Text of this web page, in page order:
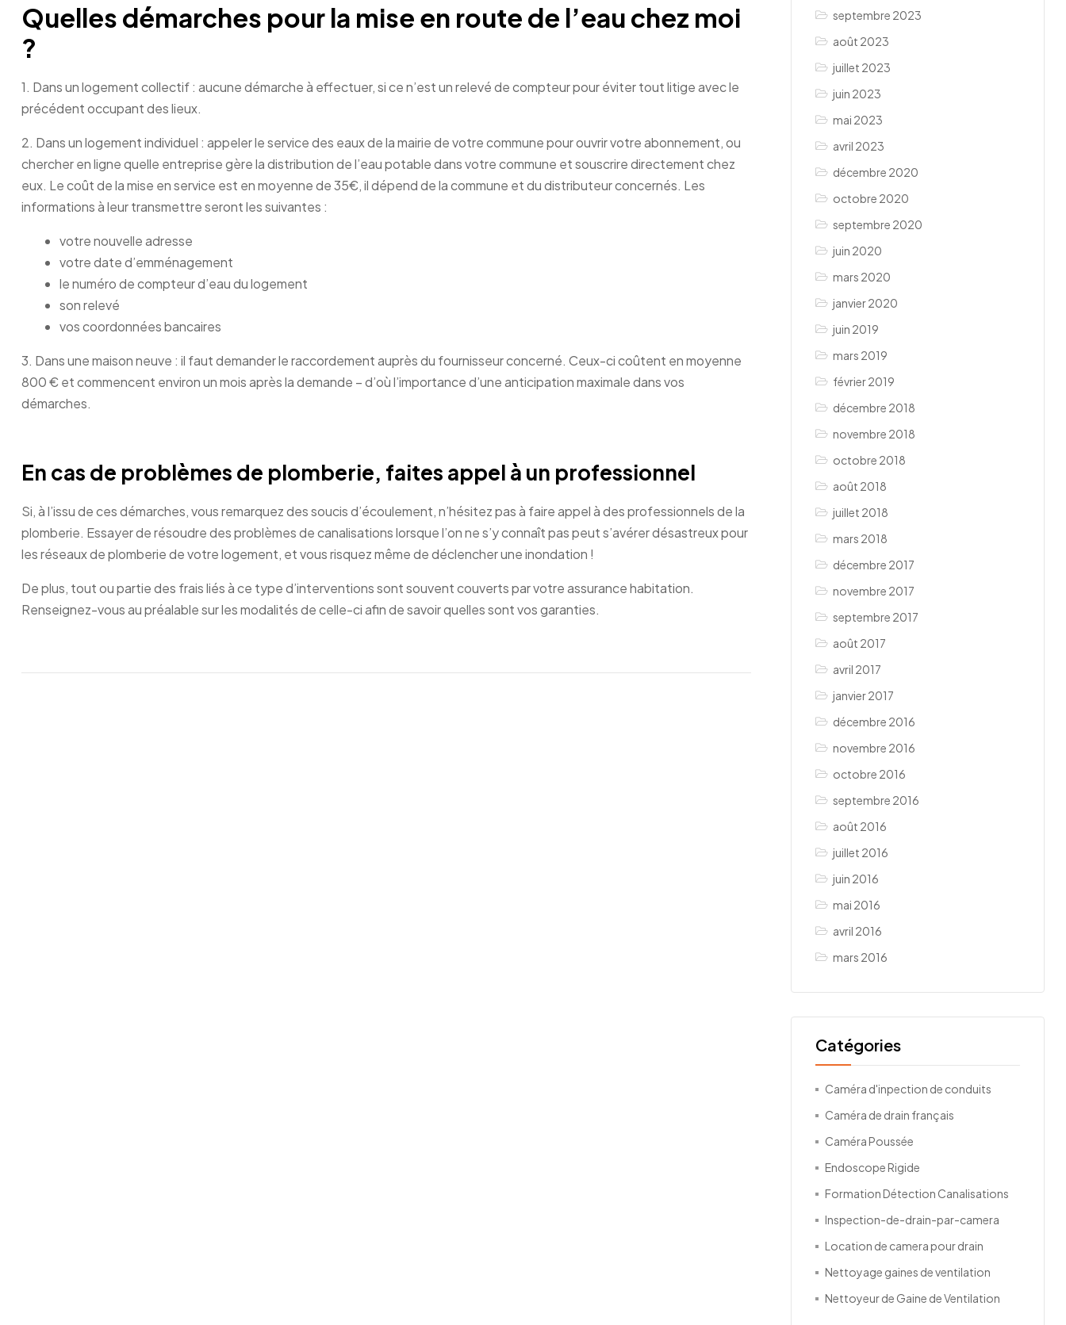
Quelles démarches pour la mise en route de l’eau chez moi
?
1. Dans un logement collectif : aucune démarche à effectuer, si ce n’est un relevé de compteur pour éviter tout litige avec le
précédent occupant des lieux.
2. Dans un logement individuel : appeler le service des eaux de la mairie de votre commune pour ouvrir votre abonnement, ou
chercher en ligne quelle entreprise gère la distribution de l’eau potable dans votre commune et souscrire directement chez
eux. Le coût de la mise en service est en moyenne de 35€, il dépend de la commune et du distributeur concernés. Les
informations à leur transmettre seront les suivantes :
votre nouvelle adresse
votre date d’emménagement
le numéro de compteur d’eau du logement
son relevé
vos coordonnées bancaires
3. Dans une maison neuve : il faut demander le raccordement auprès du fournisseur concerné. Ceux-ci coûtent en moyenne
800 € et commencent environ un mois après la demande – d’où l’importance d’une anticipation maximale dans vos
démarches.
En cas de problèmes de plomberie, faites appel à un professionnel
Si, à l’issu de ces démarches, vous remarquez des soucis d’écoulement, n’hésitez pas à faire appel à des professionnels de la
plomberie. Essayer de résoudre des problèmes de canalisations lorsque l’on ne s’y connaît pas peut s’avérer désastreux pour
les réseaux de plomberie de votre logement, et vous risquez même de déclencher une inondation !
De plus, tout ou partie des frais liés à ce type d’interventions sont souvent couverts par votre assurance habitation.
Renseignez-vous au préalable sur les modalités de celle-ci afin de savoir quelles sont vos garanties.
septembre 2023
août 2023
juillet 2023
juin 2023
mai 2023
avril 2023
décembre 2020
octobre 2020
septembre 2020
juin 2020
mars 2020
janvier 2020
juin 2019
mars 2019
février 2019
décembre 2018
novembre 2018
octobre 2018
août 2018
juillet 2018
mars 2018
décembre 2017
novembre 2017
septembre 2017
août 2017
avril 2017
janvier 2017
décembre 2016
novembre 2016
octobre 2016
septembre 2016
août 2016
juillet 2016
juin 2016
mai 2016
avril 2016
mars 2016
Catégories
Caméra d'inpection de conduits
Caméra de drain français
Caméra Poussée
Endoscope Rigide
Formation Détection Canalisations
Inspection-de-drain-par-camera
Location de camera pour drain
Nettoyage gaines de ventilation
Nettoyeur de Gaine de Ventilation